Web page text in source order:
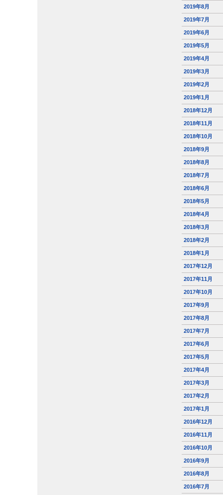
2019年8月
2019年7月
2019年6月
2019年5月
2019年4月
2019年3月
2019年2月
2019年1月
2018年12月
2018年11月
2018年10月
2018年9月
2018年8月
2018年7月
2018年6月
2018年5月
2018年4月
2018年3月
2018年2月
2018年1月
2017年12月
2017年11月
2017年10月
2017年9月
2017年8月
2017年7月
2017年6月
2017年5月
2017年4月
2017年3月
2017年2月
2017年1月
2016年12月
2016年11月
2016年10月
2016年9月
2016年8月
2016年7月